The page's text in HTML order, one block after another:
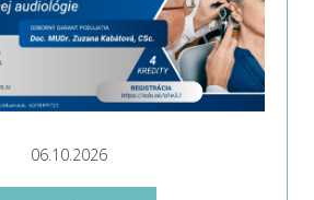
06.10.2026